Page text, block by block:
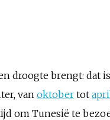
droogte brengt: dat
van oktober tot
om Tunesië te